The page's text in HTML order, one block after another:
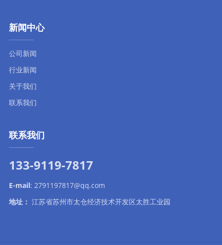
新闻中心
公司新闻
行业新闻
关于我们
联系我们
联系我们
133-9119-7817
E-mail: 2791197817@qq.com
地址： 江苏省苏州市太仓经济技术开发区太胜工业园